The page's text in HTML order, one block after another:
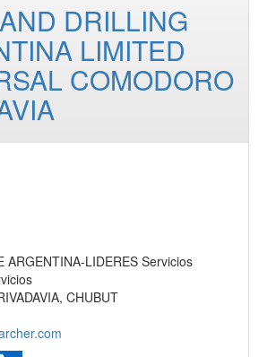
DRILLING
LIMITED
COMODORO
ARGENTINA-LIDERES Servicios
CHUBUT